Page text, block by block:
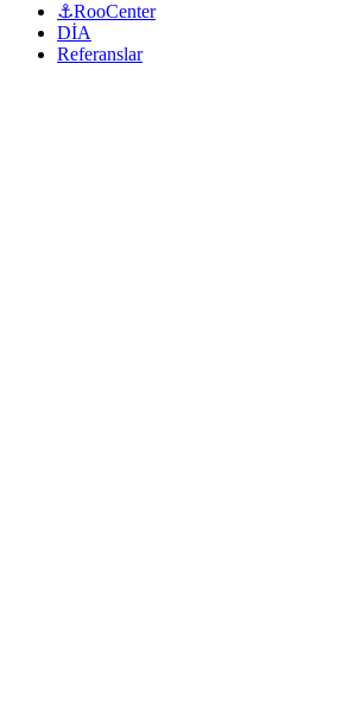
⚓RooCenter
DİA
Referanslar